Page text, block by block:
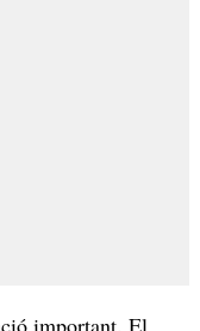
important. El